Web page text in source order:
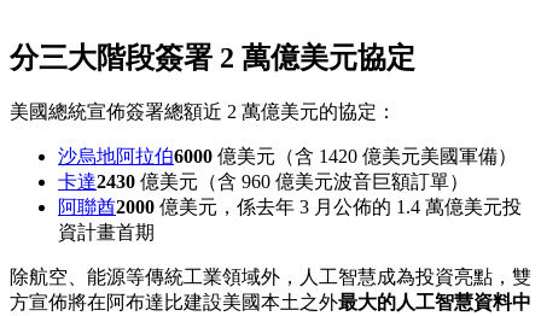
分三大階段簽署 2 萬億美元協定
美國總統宣佈簽署總額近 2 萬億美元的協定：
沙烏地阿拉伯6000 億美元（含 1420 億美元美國軍備）
卡達2430 億美元（含 960 億美元波音巨額訂單）
阿聯酋2000 億美元，係去年 3 月公佈的 1.4 萬億美元投
資計畫首期
除航空、能源等傳統工業領域外，人工智慧成為投資亮點，雙
方宣佈將在阿布達比建設美國本土之外最大的人工智慧資料中